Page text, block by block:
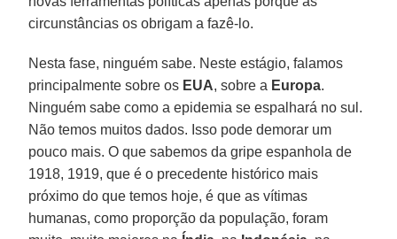
circunstâncias os obrigam a fazê-lo.
Nesta fase, ninguém sabe. Neste estágio, falamos
principalmente sobre os EUA, sobre a Europa.
Ninguém sabe como a epidemia se espalhará no sul.
Não temos muitos dados. Isso pode demorar um
pouco mais. O que sabemos da gripe espanhola de
1918, 1919, que é o precedente histórico mais
próximo do que temos hoje, é que as vítimas
humanas, como proporção da população, foram